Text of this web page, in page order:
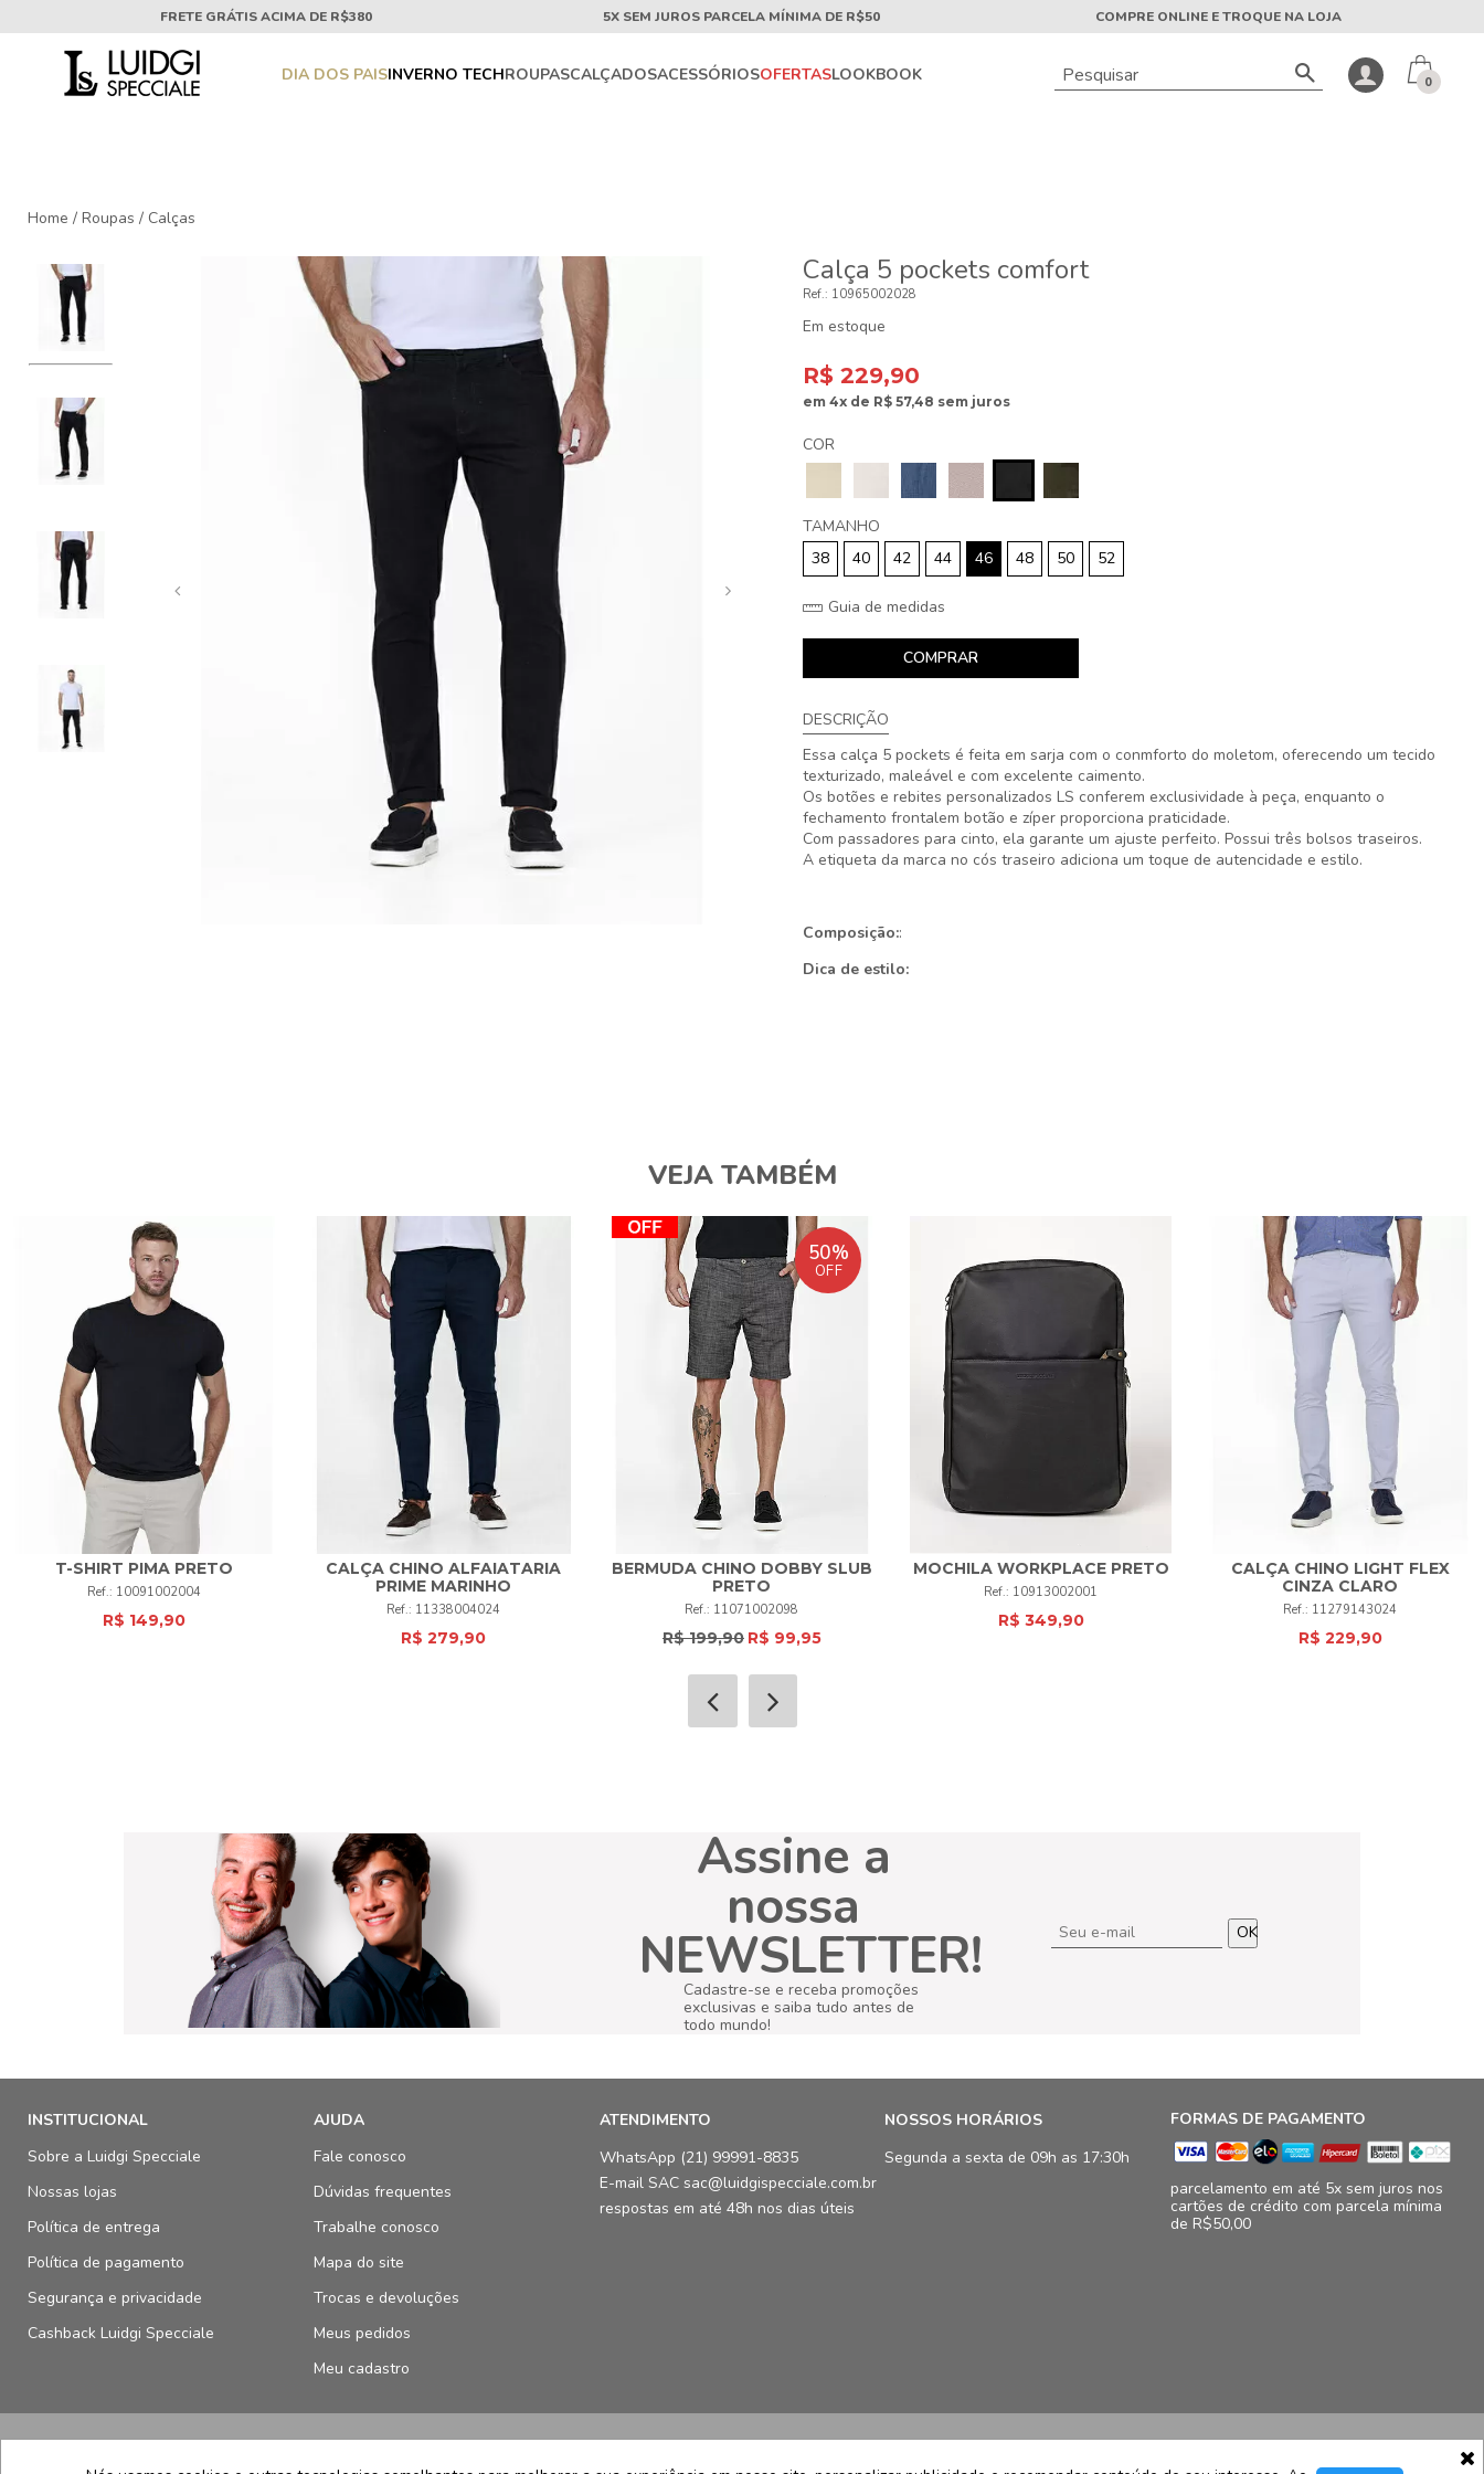
FRETE GRÁTIS ACIMA DE R$380 5X SEM JUROS PARCELA MÍNIMA DE R$50 COMPRE ONLINE E TROQUE NA LOJA
DIA DOS PAISINVERNO TECHROUPASCALÇADOSACESSÓRIOSOFERTASLOOKBOOK 0
Home / Roupas / Calças
Calça 5 pockets comfort
10965002028
Em estoque
R$ 229,90
em 4x de R$ 57,48 sem juros
COR
TAMANHO
38
40 42 44 46 48 50 52
Guia de medidas
COMPRAR
DESCRIÇÃO
Essa calça 5 pockets é feita em sarja com o conmforto do moletom, oferecendo um tecido
texturizado, maleável e com excelente caimento.
Os botões e rebites personalizados LS conferem exclusividade à peça, enquanto o
fechamento frontalem botão e zíper proporciona praticidade.
Com passadores para cinto, ela garante um ajuste perfeito. Possui três bolsos traseiros.
A etiqueta da marca no cós traseiro adiciona um toque de autencidade e estilo.
Composição::
Dica de estilo:
VEJA TAMBÉM
G GG XG
T-SHIRT PIMA PRETO
10091002004
R$ 149,90
38 42 44 46 48 50
52 +
CALÇA CHINO ALFAIATARIA
PRIME MARINHO
11338004024
R$ 279,90
50%
OFF
38 50
COMPRAR
BERMUDA CHINO DOBBY SLUB
PRETO
11071002098
R$ 199,90 R$ 99,95
UNI +
MOCHILA WORKPLACE PRETO
10913002001
R$ 349,90
38 40 42 44 46 48
50 52 +
CALÇA CHINO LIGHT FLEX
CINZA CLARO
11279143024
R$ 229,90
Assine a
nossa
NEWSLETTER!
Cadastre-se e receba promoções
exclusivas e saiba tudo antes de
todo mundo!
OK
INSTITUCIONAL
Sobre a Luidgi Specciale
Nossas lojas
Política de entrega
Política de pagamento
Segurança e privacidade
Cashback Luidgi Specciale
AJUDA
Fale conosco
Dúvidas frequentes
Trabalhe conosco
Mapa do site
Trocas e devoluções
Meus pedidos
Meu cadastro
ATENDIMENTO
WhatsApp (21) 99991-8835
E-mail SAC sac@luidgispecciale.com.br
respostas em até 48h nos dias úteis
NOSSOS HORÁRIOS
Segunda a sexta de 09h as 17:30h
FORMAS DE PAGAMENTO
parcelamento em até 5x sem juros nos
cartões de crédito com parcela mínima
de R$50,00